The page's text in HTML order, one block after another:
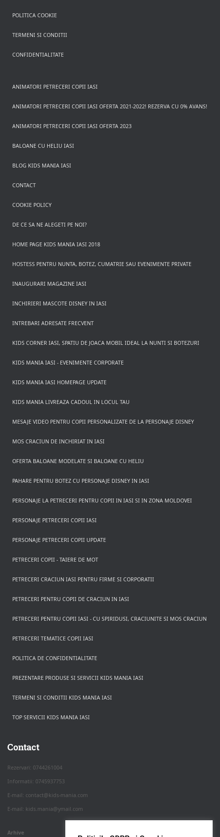
POLITICA COOKIE
TERMENI SI CONDITII
CONFIDENTIALITATE
ANIMATORI PETRECERI COPII IASI
ANIMATORI PETRECERI COPII IASI OFERTA 2021-2022! REZERVA CU 0% AVANS!
ANIMATORI PETRECERI COPII IASI OFERTA 2023
BALOANE CU HELIU IASI
BLOG KIDS MANIA IASI
CONTACT
COOKIE POLICY
DE CE SA NE ALEGETI PE NOI?
HOME PAGE KIDS MANIA IASI 2018
HOSTESS PENTRU NUNTA, BOTEZ, CUMATRIE SAU EVENIMENTE PRIVATE
INAUGURARI MAGAZINE IASI
INCHIRIERI MASCOTE DISNEY IN IASI
INTREBARI ADRESATE FRECVENT
KIDS CORNER IASI, SPATIU DE JOACA MOBIL IDEAL LA NUNTI SI BOTEZURI
KIDS MANIA IASI - EVENIMENTE CORPORATE
KIDS MANIA IASI HOMEPAGE UPDATE
KIDS MANIA LIVREAZA CADOUL IN LOCUL TAU
MESAJE VIDEO PENTRU COPII PERSONALIZATE DE LA PERSONAJE DISNEY
MOS CRACIUN DE INCHIRIAT IN IASI
OFERTA BALOANE MODELATE SI BALOANE CU HELIU
PAHARE PENTRU BOTEZ CU PERSONAJE DISNEY IN IASI
PERSONAJE LA PETRECERI PENTRU COPII IN IASI SI IN ZONA MOLDOVEI
PERSONAJE PETRECERI COPII IASI
PERSONAJE PETRECERI COPII UPDATE
PETRECERI COPII - TAIERE DE MOT
PETRECERI CRACIUN IASI PENTRU FIRME SI CORPORATII
PETRECERI PENTRU COPII DE CRACIUN IN IASI
PETRECERI PENTRU COPII IASI - CU SPIRIDUSI, CRACIUNITE SI MOS CRACIUN
PETRECERI TEMATICE COPII IASI
POLITICA DE CONFIDENTIALITATE
PREZENTARE PRODUSE SI SERVICII KIDS MANIA IASI
TERMENI SI CONDITII KIDS MANIA IASI
TOP SERVICII KIDS MANIA IASI
Contact
Rezervari: 0744261004
Informatii: 0745937753
E-mail: contact@kids-mania.com
E-mail: kids.mania@ymail.com
Arhive
Apasa pe o categorie ca sa vezi serviciile.
PETRECERI COPII